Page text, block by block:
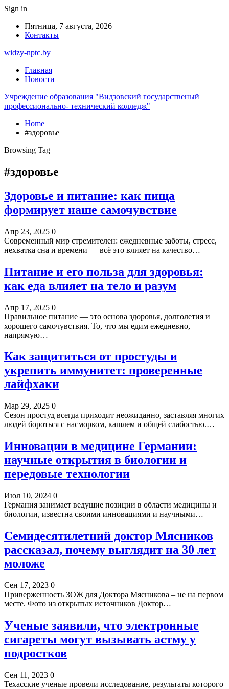
Sign in
Пятница, 7 августа, 2026
Контакты
widzy-nptc.by
Главная
Новости
Учреждение образования "Видзовский государственый
профессионально- технический колледж"
Home
#здоровье
Browsing Tag
#здоровье
Здоровье и питание: как пища
формирует наше самочувствие
Апр 23, 2025 0
Современный мир стремителен: ежедневные заботы, стресс,
нехватка сна и времени — всё это влияет на качество…
Питание и его польза для здоровья:
как еда влияет на тело и разум
Апр 17, 2025 0
Правильное питание — это основа здоровья, долголетия и
хорошего самочувствия. То, что мы едим ежедневно,
напрямую…
Как защититься от простуды и
укрепить иммунитет: проверенные
лайфхаки
Мар 29, 2025 0
Сезон простуд всегда приходит неожиданно, заставляя многих
людей бороться с насморком, кашлем и общей слабостью.…
Инновации в медицине Германии:
научные открытия в биологии и
передовые технологии
Июл 10, 2024 0
Германия занимает ведущие позиции в области медицины и
биологии, известна своими инновациями и научными…
Семидесятилетний доктор Мясников
рассказал, почему выглядит на 30 лет
моложе
Сен 17, 2023 0
Приверженность ЗОЖ для Доктора Мясникова – не на первом
месте. Фото из открытых источников Доктор…
Ученые заявили, что электронные
сигареты могут вызывать астму у
подростков
Сен 11, 2023 0
Техасские ученые провели исследование, результаты которого